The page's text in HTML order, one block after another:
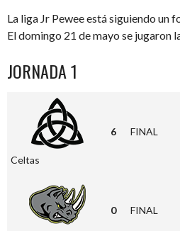
La liga Jr Pewee está siguiendo un
El domingo 21 de mayo se jugaron
JORNADA 1
Celtas
6 FINAL
0 FINAL